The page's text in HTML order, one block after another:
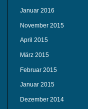
Januar 2016
November 2015
April 2015
März 2015
Februar 2015
Januar 2015
Dezember 2014